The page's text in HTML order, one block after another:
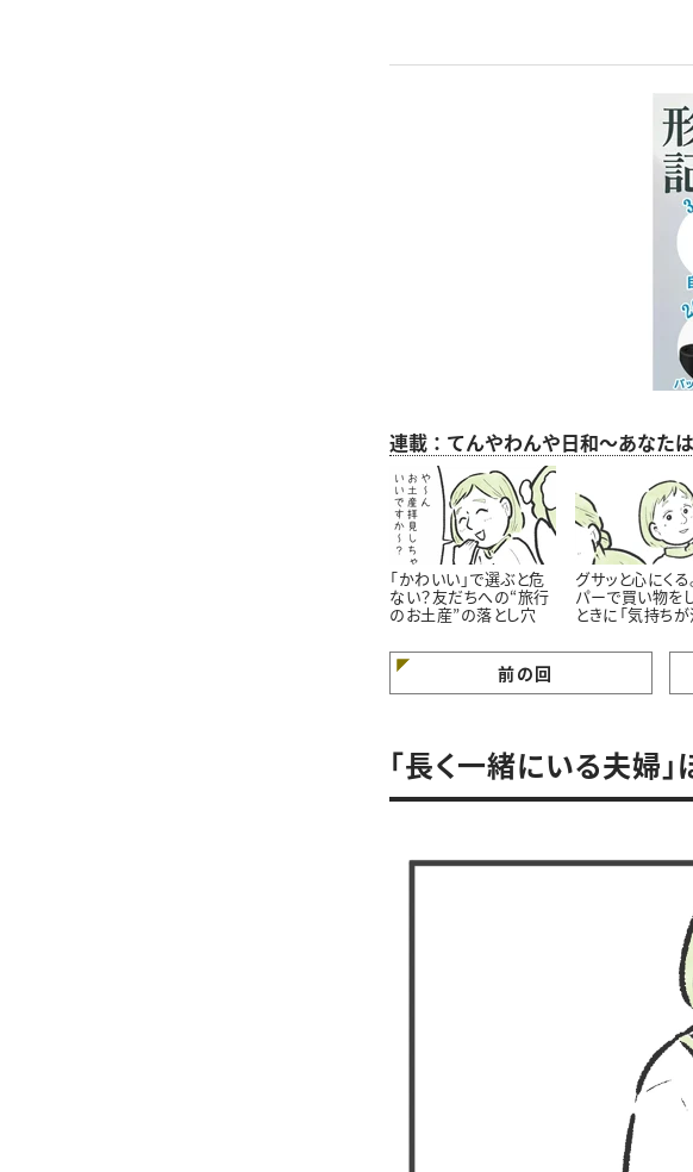
連載：てんやわんや日和～あなた
「かわいい」で選ぶと危
ない？友だちへの“旅行
のお土産”の落とし穴
グサッと心にくる
パーで買い物を
ときに「気持ち
すか？
前の回
「長く一緒にいる夫婦